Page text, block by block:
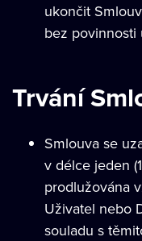
ukončit
bez povinnosti
Trvání
Smlouva se
v délce jeden
prodlužována
Uživatel nebo
souladu s